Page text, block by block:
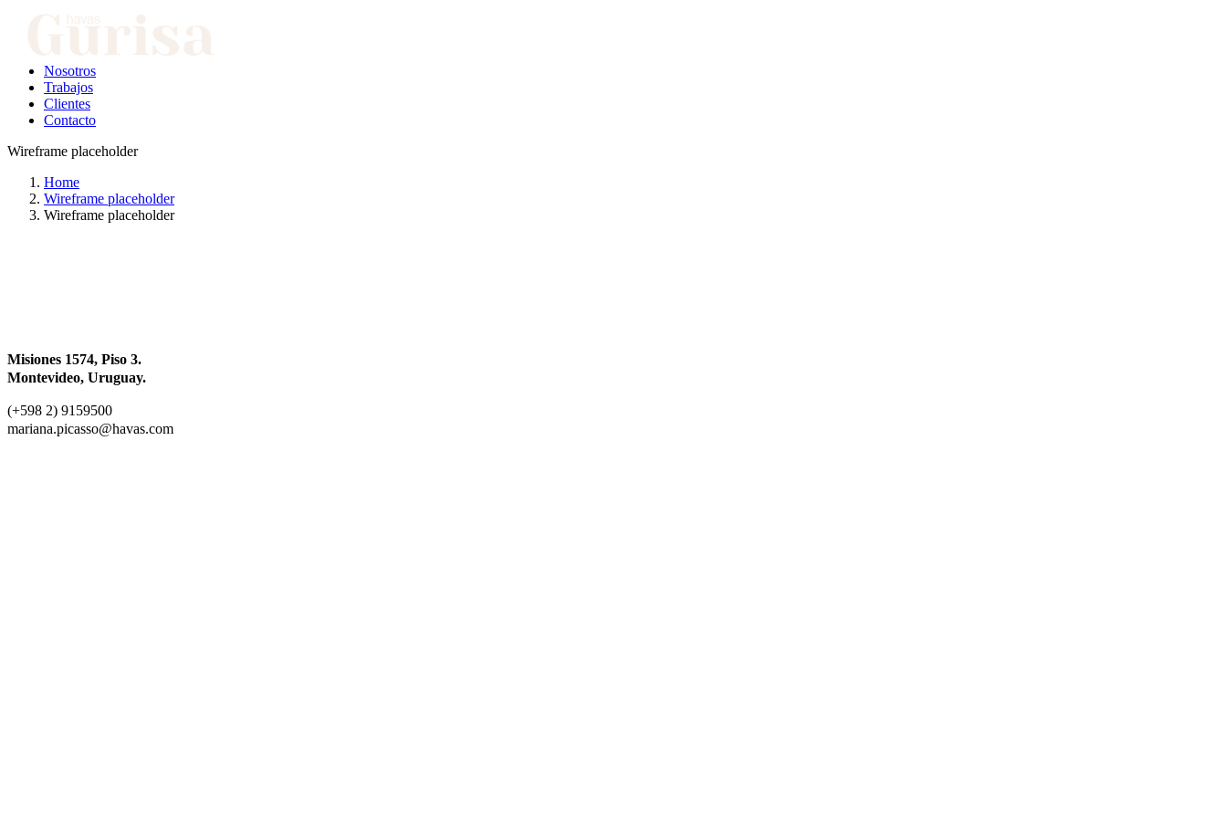
Nosotros
Trabajos
Clientes
Contacto
Wireframe placeholder
Home
Wireframe placeholder
Wireframe placeholder
Misiones 1574, Piso 3.
Montevideo, Uruguay.
(+598 2) 9159500
mariana.picasso@havas.com